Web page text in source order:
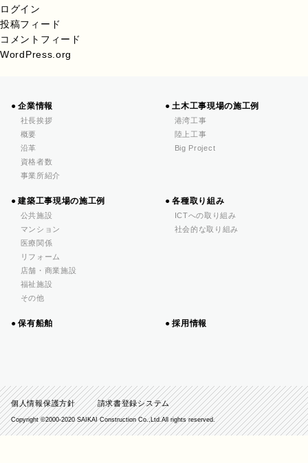
ログイン
投稿フィード
コメントフィード
WordPress.org
企業情報
社長挨拶
概要
沿革
資格者数
事業所紹介
土木工事現場の施工例
港湾工事
陸上工事
Big Project
建築工事現場の施工例
公共施設
マンション
医療関係
リフォーム
店舗・商業施設
福祉施設
その他
各種取り組み
ICTへの取り組み
社会的な取り組み
保有船舶 採用情報
個人情報保護方針 請求書登録システム
Copyright ©️2000-2020 SAIKAI Construction Co.,Ltd.All rights reserved.